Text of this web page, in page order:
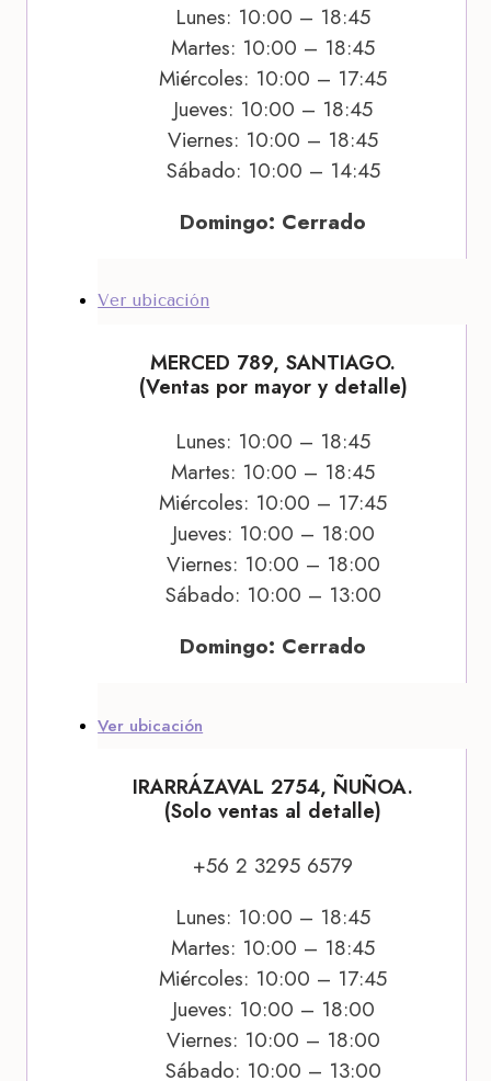
Lunes: 10:00 – 18:45
Martes: 10:00 – 18:45
Miércoles: 10:00 – 17:45
Jueves: 10:00 – 18:45
Viernes: 10:00 – 18:45
Sábado: 10:00 – 14:45
Domingo: Cerrado
Ver ubicación
MERCED 789, SANTIAGO.
(Ventas por mayor y detalle)
Lunes: 10:00 – 18:45
Martes: 10:00 – 18:45
Miércoles: 10:00 – 17:45
Jueves: 10:00 – 18:00
Viernes: 10:00 – 18:00
Sábado: 10:00 – 13:00
Domingo: Cerrado
Ver ubicación
IRARRÁZAVAL 2754, ÑUÑOA.
(Solo ventas al detalle)
+56 2 3295 6579
Lunes: 10:00 – 18:45
Martes: 10:00 – 18:45
Miércoles: 10:00 – 17:45
Jueves: 10:00 – 18:00
Viernes: 10:00 – 18:00
Sábado: 10:00 – 13:00